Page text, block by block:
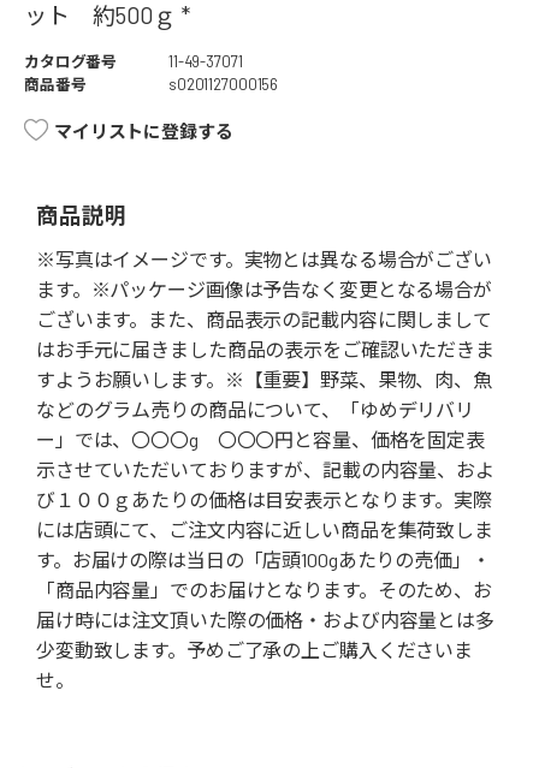
ット 約500ｇ *
カタログ番号
11-49-37071
商品番号
s0201127000156
マイリストに登録する
商品説明
※写真はイメージです。実物とは異なる場合がござい
ます。※パッケージ画像は予告なく変更となる場合が
ございます。また、商品表示の記載内容に関しまして
はお手元に届きました商品の表示をご確認いただきま
すようお願いします。※【重要】野菜、果物、肉、魚
などのグラム売りの商品について、「ゆめデリバリ
ー」では、〇〇〇g 〇〇〇円と容量、価格を固定表
示させていただいておりますが、記載の内容量、およ
び１００ｇあたりの価格は目安表示となります。実際
には店頭にて、ご注文内容に近しい商品を集荷致しま
す。お届けの際は当日の「店頭100gあたりの売価」・
「商品内容量」でのお届けとなります。そのため、お
届け時には注文頂いた際の価格・および内容量とは多
少変動致します。予めご了承の上ご購入くださいま
せ。